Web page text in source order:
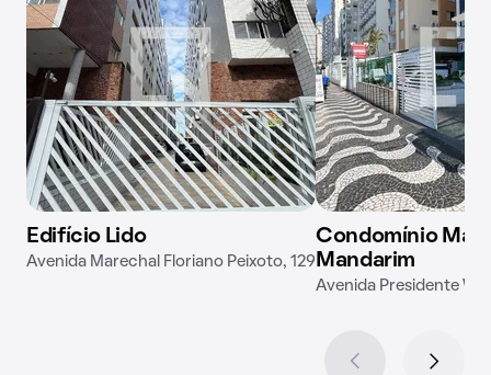
Edifício Lido
Avenida Marechal Floriano Peixoto, 129
Condomínio
Mandarim
Avenida Presidente